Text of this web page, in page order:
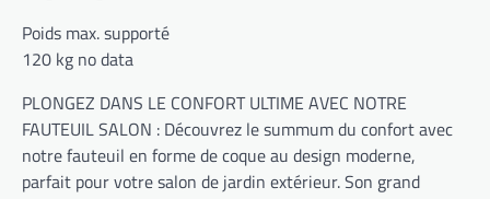
Poids max. supporté
120 kg no data
PLONGEZ DANS LE CONFORT ULTIME AVEC NOTRE
FAUTEUIL SALON : Découvrez le summum du confort avec
notre fauteuil en forme de coque au design moderne,
parfait pour votre salon de jardin extérieur. Son grand